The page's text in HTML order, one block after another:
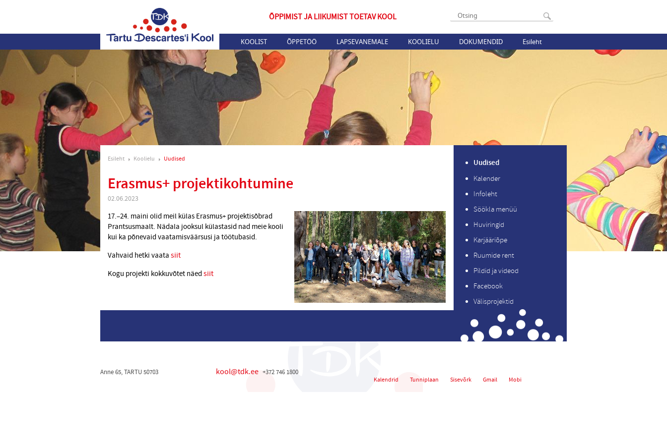
ÕPPIMIST JA LIIKUMIST TOETAV KOOL
KOOLIST ÕPPETÖÖ LAPSEVANEMALE KOOLIELU DOKUMENDID Esileht
Esileht Koolielu Uudised
Erasmus+ projektikohtumine
02.06.2023
17.–24. maini olid meil külas Erasmus+ projektisõbrad
Prantsusmaalt. Nädala jooksul külastasid nad meie kooli
kui ka põnevaid vaatamisväärsusi ja töötubasid.
Vahvaid hetki vaata siit
Kogu projekti kokkuvõtet näedsiit
Uudised
Kalender
Infoleht
Söökla menüü
Huviringid
Karjääriõpe
Ruumide rent
Pildid ja videod
Facebook
Välisprojektid
Kalendrid Tunniplaan Sisevõrk Gmail Mobi
Anne 65, TARTU 50703 kool@tdk.ee +372 746 1800